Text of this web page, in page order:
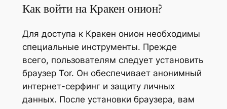
Как войти на Кракен онион?
Для доступа к Кракен онион необходимы
специальные инструменты. Прежде
всего, пользователям следует установить
браузер Tor. Он обеспечивает анонимный
интернет-серфинг и защиту личных
данных. После установки браузера, вам